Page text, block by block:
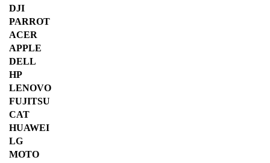
DJI
PARROT
ACER
APPLE
DELL
HP
LENOVO
FUJITSU
CAT
HUAWEI
LG
MOTO